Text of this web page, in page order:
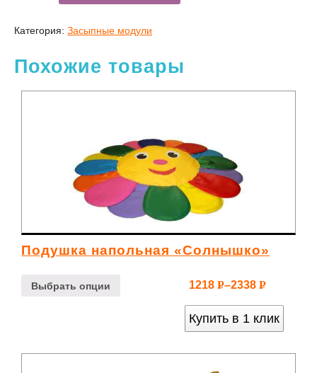
Категория: Засыпные модули
Похожие товары
Подушка напольная «Солнышко»
Выбрать опции 1218 Р–2338 Р
Купить в 1 клик